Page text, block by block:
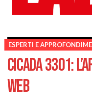
ESPERTI E
CICADA 3301:
WEB